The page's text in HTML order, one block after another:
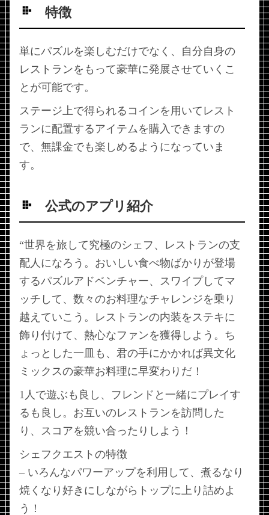
特徴
単にパズルを楽しむだけでなく、自分自身の
レストランをもって豪華に発展させていくこ
とが可能です。
ステージ上で得られるコインを用いてレスト
ランに配置するアイテムを購入できますの
で、無課金でも楽しめるようになっていま
す。
公式のアプリ紹介
“世界を旅して究極のシェフ、レストランの支
配人になろう。おいしい食べ物ばかりが登場
するパズルアドベンチャー、スワイプしてマ
ッチして、数々のお料理なチャレンジを乗り
越えていこう。レストランの内装をステキに
飾り付けて、熱心なファンを獲得しよう。ち
ょっとした一皿も、君の手にかかれば異文化
ミックスの豪華お料理に早変わりだ！
1人で遊ぶも良し、フレンドと一緒にプレイす
るも良し。お互いのレストランを訪問した
り、スコアを競い合ったりしよう！
シェフクエストの特徴
– いろんなパワーアップを利用して、煮るなり
焼くなり好きにしながらトップに上り詰めよ
う！